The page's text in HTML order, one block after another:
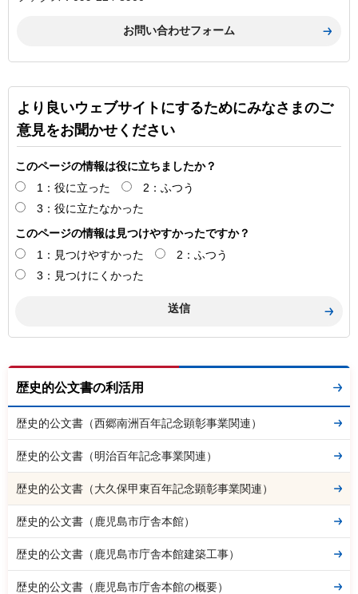
より良いウェブサイトにするためにみなさまのご
意見をお聞かせください
このページの情報は役に立ちましたか？
1：役に立った
2：ふつう
3：役に立たなかった
このページの情報は見つけやすかったですか？
1：見つけやすかった
2：ふつう
3：見つけにくかった
歴史的公文書の利活用
歴史的公文書（西郷南洲百年記念顕彰事業関連）
歴史的公文書（明治百年記念事業関連）
歴史的公文書（大久保甲東百年記念顕彰事業関連）
歴史的公文書（鹿児島市庁舎本館）
歴史的公文書（鹿児島市庁舎本館建築工事）
歴史的公文書（鹿児島市庁舎本館の概要）